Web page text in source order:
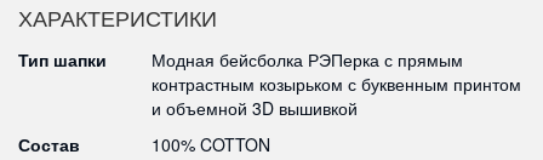
ХАРАКТЕРИСТИКИ
Тип шапки
Модная бейсболка РЭПерка с прямым
контрастным козырьком с буквенным принтом
и объемной 3D вышивкой
Состав
100% COTTON